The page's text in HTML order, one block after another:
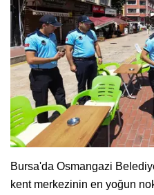
Bursa'da Osmangazi
kent merkezinin en yoğun